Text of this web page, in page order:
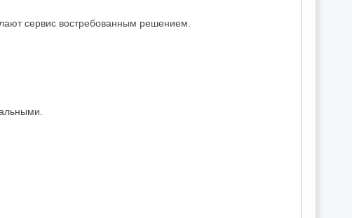
сервис востребованным решением.